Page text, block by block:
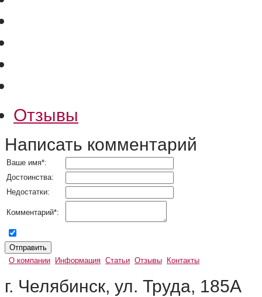
Отзывы
Написать комментарий
Ваше имя*:
Достоинства:
Недостатки:
Комментарий*:
О компании Информация Статьи Отзывы Контакты
г. Челябинск, ул. Труда, 185А